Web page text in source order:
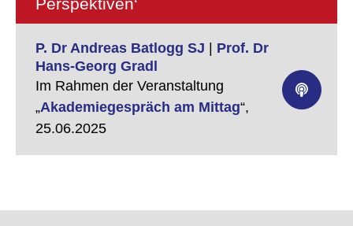
Perspektiven‘
P. Dr Andreas Batlogg SJ
Prof. Dr
Hans-Georg Gradl
Im Rahmen der Veranstaltung
„Akademiegespräch am Mittag“,
25.06.2025